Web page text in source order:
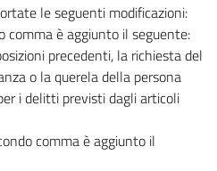
le seguenti modificazioni:
comma è aggiunto il seguente:
precedenti, la richiesta del
o la querela della persona
i delitti previsti dagli articoli
comma è aggiunto il